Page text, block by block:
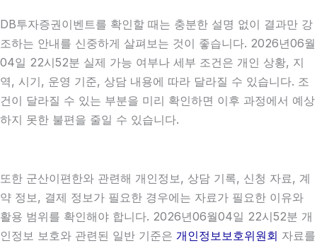
DB투자증권이벤트를 확인할 때는 충분한 설명 없이 결과만 강
조하는 안내를 신중하게 살펴보는 것이 좋습니다. 2026년06월
04일 22시52분 실제 가능 여부나 세부 조건은 개인 상황, 지
역, 시기, 운영 기준, 상담 내용에 따라 달라질 수 있습니다. 조
건이 달라질 수 있는 부분을 미리 확인하면 이후 과정에서 예상
하지 못한 불편을 줄일 수 있습니다.
또한 군산이편한와 관련해 개인정보, 상담 기록, 신청 자료, 계
약 정보, 결제 정보가 필요한 경우에는 자료가 필요한 이유와
활용 범위를 확인해야 합니다. 2026년06월04일 22시52분 개
인정보 보호와 관련된 일반 기준은 개인정보보호위원회 자료를